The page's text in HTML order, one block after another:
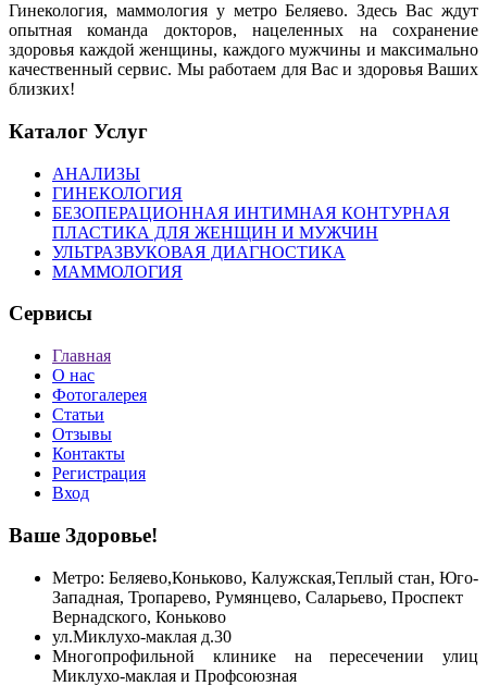
Гинекология, маммология у метро Беляево. Здесь Вас ждут
опытная команда докторов, нацеленных на сохранение
здоровья каждой женщины, каждого мужчины и максимально
качественный сервис. Мы работаем для Вас и здоровья Ваших
близких!
Каталог Услуг
АНАЛИЗЫ
ГИНЕКОЛОГИЯ
БЕЗОПЕРАЦИОННАЯ ИНТИМНАЯ КОНТУРНАЯ
ПЛАСТИКА ДЛЯ ЖЕНЩИН И МУЖЧИН
УЛЬТРАЗВУКОВАЯ ДИАГНОСТИКА
МАММОЛОГИЯ
Сервисы
Главная
О нас
Фотогалерея
Статьи
Отзывы
Контакты
Регистрация
Вход
Ваше Здоровье!
Метро: Беляево,Коньково, Калужская,Теплый стан, Юго-
Западная, Тропарево, Румянцево, Саларьево, Проспект
Вернадского, Коньково
ул.Миклухо-маклая д.30
Многопрофильной клинике на пересечении улиц
Миклухо-маклая и Профсоюзная